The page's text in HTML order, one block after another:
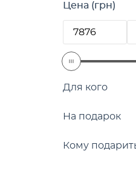
Цена (грн)
Для кого
На подарок
Кому